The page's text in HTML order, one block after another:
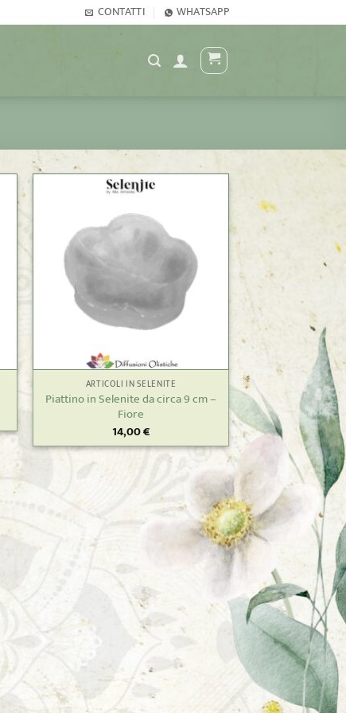
CONTATTI WHATSAPP
ARTICOLI IN SELENITE
Piattino in Selenite da circa 9 cm –
Fiore
14,00€